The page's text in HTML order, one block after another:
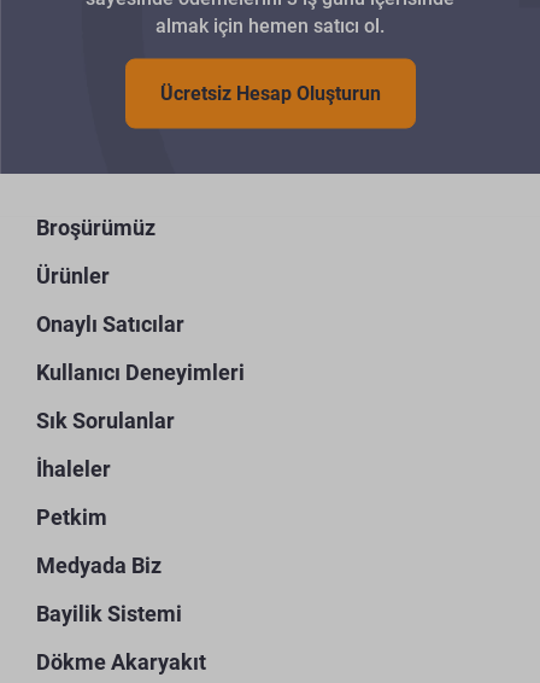
almak için hemen satıcı ol.
Ücretsiz Hesap Oluşturun
Broşürümüz
Ürünler
Onaylı Satıcılar
Kullanıcı Deneyimleri
Sık Sorulanlar
İhaleler
Petkim
Medyada Biz
Bayilik Sistemi
Dökme Akaryakıt